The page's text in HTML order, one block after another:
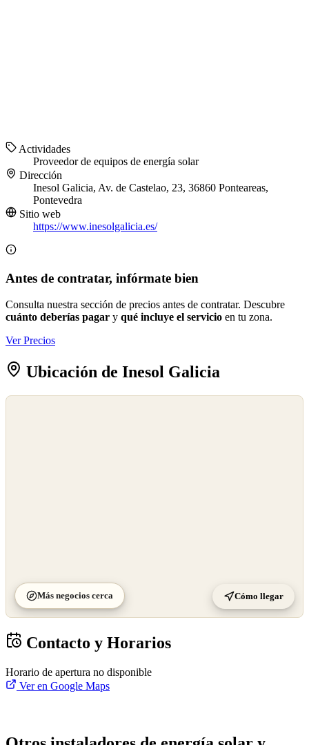
Actividades
Proveedor de equipos de energía solar
Dirección
Inesol Galicia, Av. de Castelao, 23, 36860 Ponteareas,
Pontevedra
Sitio web
https://www.inesolgalicia.es/
Antes de contratar, infórmate bien
Consulta nuestra sección de precios antes de contratar. Descubre
cuánto deberías pagar y qué incluye el servicio en tu zona.
Ver Precios
Ubicación de Inesol Galicia
Más negocios cerca Cómo llegar
Contacto y Horarios
Horario de apertura no disponible
Ver en Google Maps